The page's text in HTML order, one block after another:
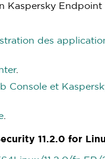
Kaspersky Endpoint
des
.
Console et
11.2.0 for